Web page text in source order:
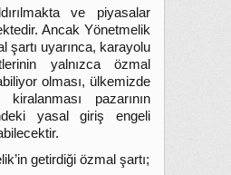
ve piyasalar
Ancak Yönetmelik
şartı uyarınca, karayolu
yalnızca özmal
olması, ülkemizde
pazarının
yasal giriş engeli
getirdiği özmal şartı;